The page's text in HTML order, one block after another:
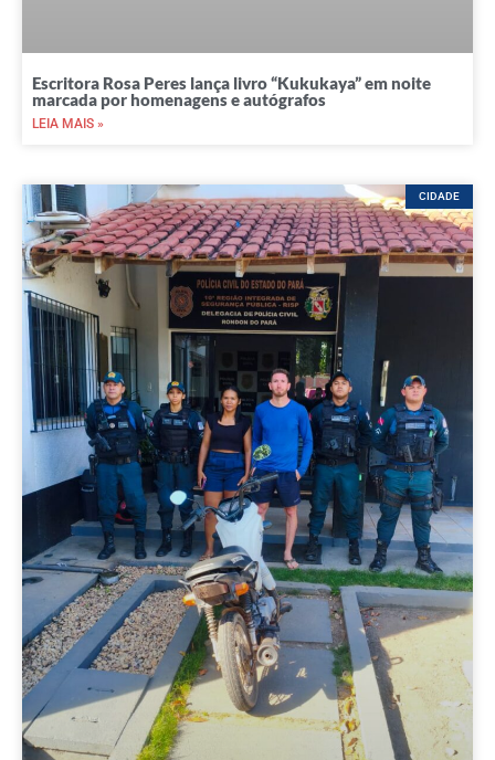
Escritora Rosa Peres lança livro “Kukukaya” em noite
marcada por homenagens e autógrafos
LEIA MAIS »
CIDADE